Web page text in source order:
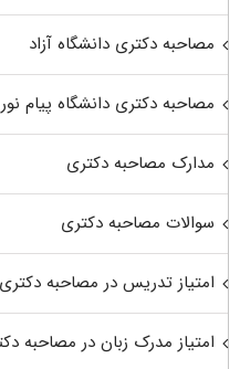
مصاحبه دکتری دانشگاه آزاد
مصاحبه دکتری دانشگاه پیام نور
مدارک مصاحبه دکتری
سوالات مصاحبه دکتری
امتیاز تدریس در مصاحبه دکتری
امتیاز مدرک زبان در مصاحبه